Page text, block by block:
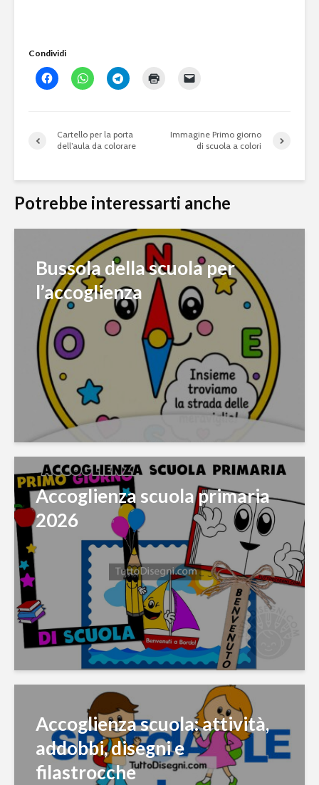
Condividi
Cartello per la porta
dell’aula da colorare
Immagine Primo giorno
di scuola a colori
Potrebbe interessarti anche
Bussola della scuola per
l’accoglienza
Accoglienza scuola primaria
2026
Accoglienza scuola: attività,
addobbi, disegni e
filastrocche